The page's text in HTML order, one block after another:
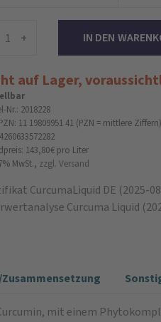
+
auf Lager,
Nr.: 2018228
11 19809951 41 (PZN = mittlere Ziffern)
143,80 € pro Liter
MwSt., zzgl. Versand
CurcumaLiquid DE (2025-
Curcuma Liquid
mit einem